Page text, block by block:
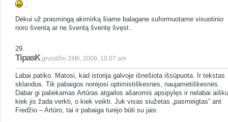
Dėkui už prasmingą akimirką šiame balagane suformuotame visuotinio
noro šventą ar ne šventą šventę švęst..
29.
TipasK gruodžio 24th, 2009, 10:07 am
Labai patiko. Matosi, kad istorija galvoje išnešiota išsūpuota. Ir tekstas
sklandus. Tik pabaigos norėjosi optimistiškesnės, naujametiškesnės.
Dabar gi paliekamas Artūras atgailos ašaromis apsipylęs ir nelabai
kiek jis žada verkti, o kiek veikti. Juk visas siužetas „pasmeigtas” ant
Fredžio – Artūro, tai ir pabaiga turėjo būti su jais.